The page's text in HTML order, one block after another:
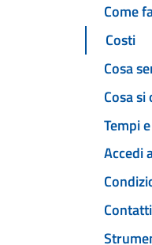
Come
Costi
Cosa
Cosa
Tempi
Accedi
Contatti